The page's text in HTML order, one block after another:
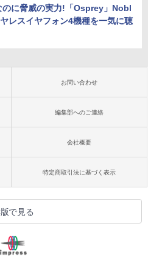
のに脅威の実力!「Osprey」Nobl
レスイヤフォン4機種を一気に聴
お問い合わせ
編集部へのご連絡
会社概要
特定商取引法に基づく表示
で見る